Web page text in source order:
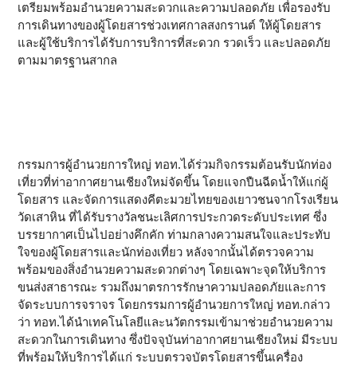
เตรียมพร้อมอำนวยความสะดวกและความปลอดภัย เพื่อรองรับ
การเดินทางของผู้โดยสารช่วงเทศกาลสงกรานต์ ให้ผู้โดยสาร
และผู้ใช้บริการได้รับการบริการที่สะดวก รวดเร็ว และปลอดภัย
ตามมาตรฐานสากล
กรรมการผู้อำนวยการใหญ่ ทอท.ได้ร่วมกิจกรรมต้อนรับนักท่อง
เที่ยวที่ท่าอากาศยานเชียงใหม่จัดขึ้น โดยแจกปืนฉีดน้ำให้แก่ผู้
โดยสาร และจัดการแสดงคีตะมวยไทยของเยาวชนจากโรงเรียน
วัดเสาหิน ที่ได้รับรางวัลชนะเลิศการประกวดระดับประเทศ ซึ่ง
บรรยากาศเป็นไปอย่างคึกคัก ท่ามกลางความสนใจและประทับ
ใจของผู้โดยสารและนักท่องเที่ยว หลังจากนั้นได้ตรวจความ
พร้อมของสิ่งอำนวยความสะดวกต่างๆ โดยเฉพาะจุดให้บริการ
ขนส่งสาธารณะ รวมถึงมาตรการรักษาความปลอดภัยและการ
จัดระบบการจราจร โดยกรรมการผู้อำนวยการใหญ่ ทอท.กล่าว
ว่า ทอท.ได้นำเทคโนโลยีและนวัตกรรมเข้ามาช่วยอำนวยความ
สะดวกในการเดินทาง ซึ่งปัจจุบันท่าอากาศยานเชียงใหม่ มีระบบ
ที่พร้อมให้บริการได้แก่ ระบบตรวจบัตรโดยสารขึ้นเครื่อง